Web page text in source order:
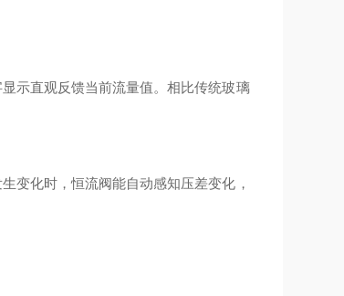
示直观反馈当前流量值。相比传统玻璃
变化时，恒流阀能自动感知压差变化，